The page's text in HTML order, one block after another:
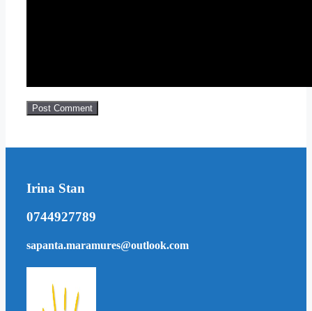
Irina Stan
0744927789
sapanta.maramures@outlook.com